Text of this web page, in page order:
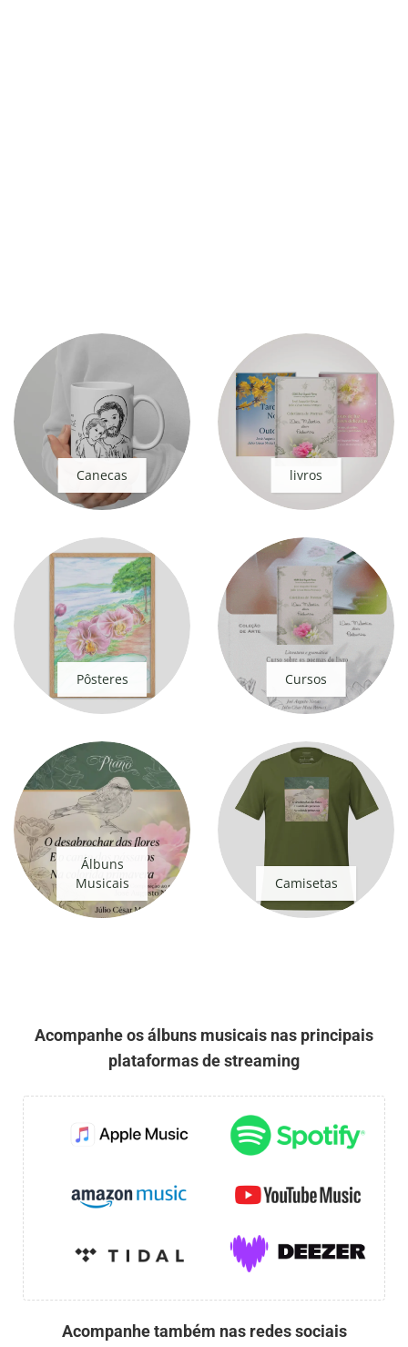
Canecas livros
Pôsteres Cursos
Álbuns
Musicais
Camisetas
Acompanhe os álbuns musicais nas principais
plataformas de streaming
Acompanhe também nas redes sociais